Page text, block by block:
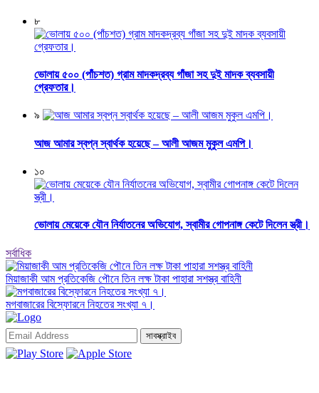
৮
ভোলায় ৫০০ (পাঁচশত) গ্রাম মাদকদ্রব্য গাঁজা সহ দুই মাদক ব্যবসায়ী
গ্রেফতার।
৯
আজ আমার স্বপ্ন স্বার্থক হয়েছে – আলী আজম মুকুল এমপি।
১০
ভোলায় মেয়েকে যৌন নির্যাতনের অভিযোগ, স্বামীর গোপনাঙ্গ কেটে দিলেন স্ত্রী।
সর্বাধিক
মিয়াজাকী আম প্রতিকেজি পৌনে তিন লক্ষ টাকা পাহারা সশস্ত্র বাহিনী
মগবাজারের বিস্ফোরনে নিহতের সংখ্যা ৭।
সাবস্ক্রাইব